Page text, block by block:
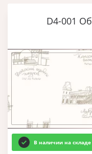
D4-001
В наличии на складе